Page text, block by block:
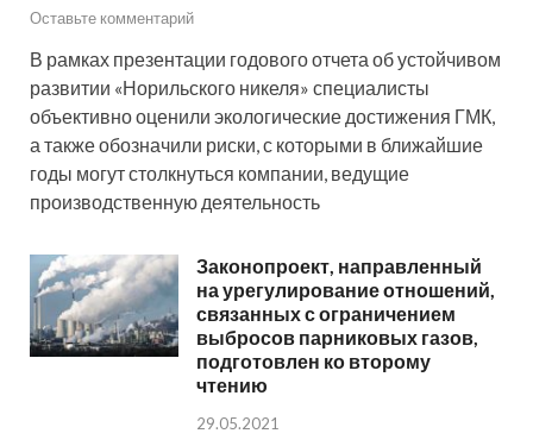
Оставьте комментарий
В рамках презентации годового отчета об устойчивом
развитии «Норильского никеля» специалисты
объективно оценили экологические достижения ГМК,
а также обозначили риски, с которыми в ближайшие
годы могут столкнуться компании, ведущие
производственную деятельность
Законопроект, направленный
на урегулирование отношений,
связанных с ограничением
выбросов парниковых газов,
подготовлен ко второму
чтению
29.05.2021